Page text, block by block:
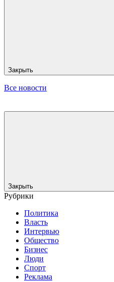
Закрыть
Все новости
Закрыть
Рубрики
Политика
Власть
Интервью
Общество
Бизнес
Люди
Спорт
Реклама